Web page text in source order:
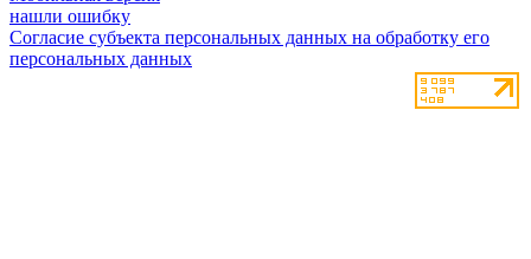
нашли ошибку
Согласие субъекта персональных данных на обработку его
персональных данных